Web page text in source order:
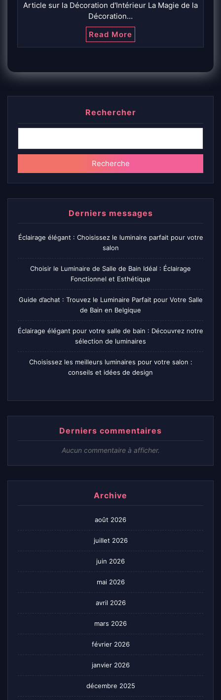
Article sur la Décoration d'Intérieur La Magie de la
Décoration…
Read More
Rechercher
Recherche
Derniers messages
Éclairage élégant : Choisissez le luminaire parfait pour votre
salon
Choisir le Luminaire de Salle de Bain Idéal : Éclairage
Fonctionnel et Esthétique
Guide d’achat : Trouvez le Luminaire Parfait pour Votre Salle
de Bain en Belgique
Éclairage élégant pour votre salle de bain : Découvrez notre
sélection de luminaires
Choisissez les meilleurs luminaires pour votre salon :
conseils et idées de design
Derniers commentaires
Aucun commentaire à afficher.
Archive
août 2026
juillet 2026
juin 2026
mai 2026
avril 2026
mars 2026
février 2026
janvier 2026
décembre 2025